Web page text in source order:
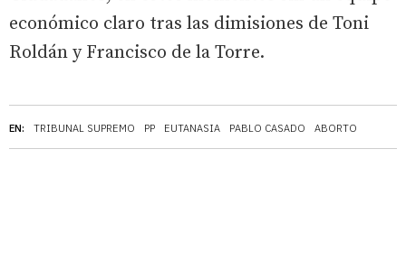
EN: TRIBUNAL SUPREMO PP EUTANASIA PABLO CASADO ABORTO
económico claro tras las dimisiones de Toni
Roldán y Francisco de la Torre.